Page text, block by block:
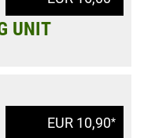
UNIT
EUR 10,90*